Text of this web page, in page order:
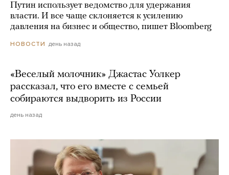
Путин использует ведомство для удержания
власти. И все чаще склоняется к усилению
давления на бизнес и общество, пишет Bloomberg
НОВОСТИ день назад
«Веселый молочник» Джастас Уолкер
рассказал, что его вместе с семьей
собираются выдворить из России
день назад